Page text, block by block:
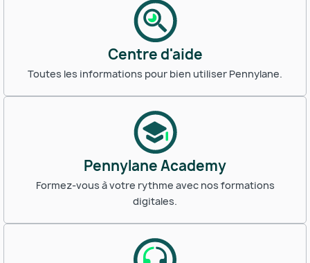
Centre d'aide
Toutes les informations pour bien utiliser Pennylane.
Pennylane Academy
Formez-vous à votre rythme avec nos formations
digitales.